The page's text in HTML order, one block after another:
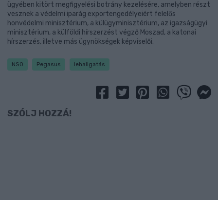
ügyében kitört megfigyelési botrány kezelésére, amelyben részt
vesznek a védelmi iparág exportengedélyeiért felelős
honvédelmi minisztérium, a külügyminisztérium, az igazságügyi
minisztérium, a külföldi hírszerzést végző Moszad, a katonai
hírszerzés, illetve más ügynökségek képviselői.
NSO Pegasus lehallgatás
SZÓLJ HOZZÁ!